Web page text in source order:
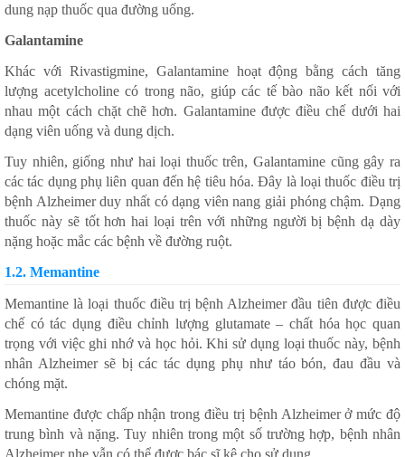
dung nạp thuốc qua đường uống.
Galantamine
Khác với Rivastigmine, Galantamine hoạt động bằng cách tăng
lượng acetylcholine có trong não, giúp các tế bào não kết nối với
nhau một cách chặt chẽ hơn. Galantamine được điều chế dưới hai
dạng viên uống và dung dịch.
Tuy nhiên, giống như hai loại thuốc trên, Galantamine cũng gây ra
các tác dụng phụ liên quan đến hệ tiêu hóa. Đây là loại thuốc điều trị
bệnh Alzheimer duy nhất có dạng viên nang giải phóng chậm. Dạng
thuốc này sẽ tốt hơn hai loại trên với những người bị bệnh dạ dày
nặng hoặc mắc các bệnh về đường ruột.
1.2. Memantine
Memantine là loại thuốc điều trị bệnh Alzheimer đầu tiên được điều
chế có tác dụng điều chỉnh lượng glutamate – chất hóa học quan
trọng với việc ghi nhớ và học hỏi. Khi sử dụng loại thuốc này, bệnh
nhân Alzheimer sẽ bị các tác dụng phụ như táo bón, đau đầu và
chóng mặt.
Memantine được chấp nhận trong điều trị bệnh Alzheimer ở mức độ
trung bình và nặng. Tuy nhiên trong một số trường hợp, bệnh nhân
Alzheimer nhẹ vẫn có thể được bác sĩ kê cho sử dụng.